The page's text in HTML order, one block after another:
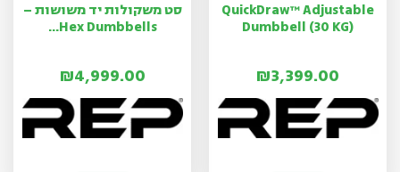
QuickDraw™ Adjustable
Dumbbell (30 KG)
₪3,399.00
סט משקולות יד משושות –
Hex Dumbbells...
₪4,999.00